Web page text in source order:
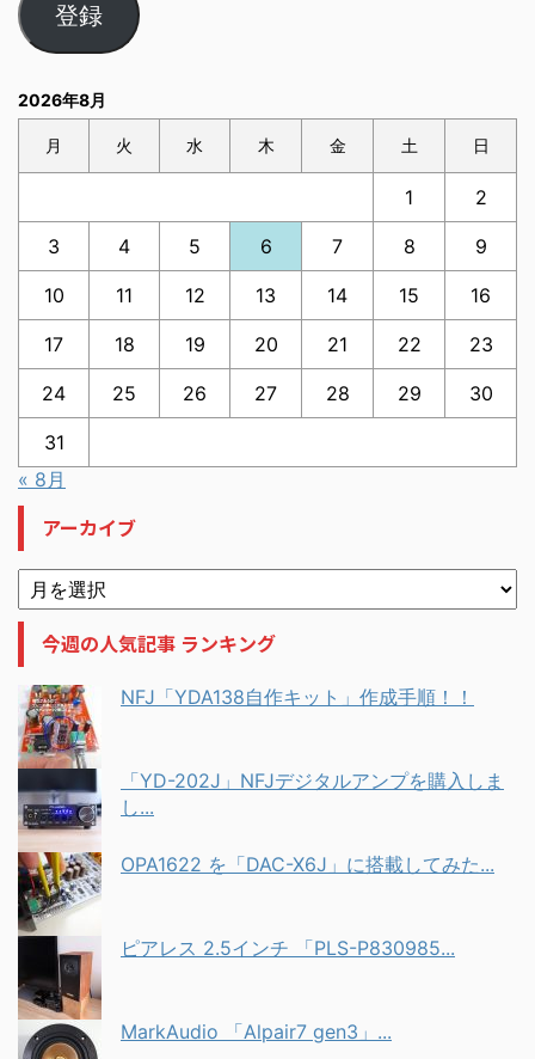
登録
2026年8月
月 火 水 木 金 土 日
1 2
3 4 5 6 7 8 9
10 11 12 13 14 15 16
17 18 19 20 21 22 23
24 25 26 27 28 29 30
31
« 8月
アーカイブ
今週の人気記事 ランキング
NFJ「YDA138自作キット」作成手順！！
「YD-202J」NFJデジタルアンプを購入しま
し...
OPA1622 を「DAC-X6J」に搭載してみた...
ピアレス 2.5インチ 「PLS-P830985...
MarkAudio 「Alpair7 gen3」...